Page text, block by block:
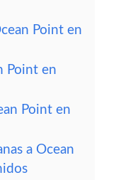
Point en
Point en
Point en
a Ocean